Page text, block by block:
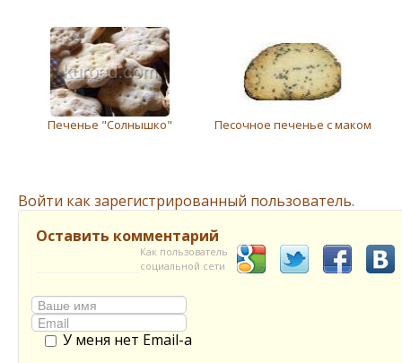
Печенье "Солнышко" Песочное печенье с маком
Войти как зарегистрированный пользователь.
Оставить комментарий
Как пользователь
социальной сети
У меня нет Email-а